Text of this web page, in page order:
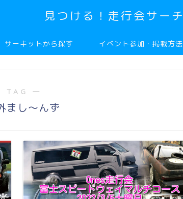
見つける！走行会サーチ
サーキットから探す イベント参加・掲載方法
TAG ―
まし～んず